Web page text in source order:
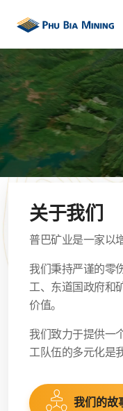
关于我们
普巴矿业是一家以
我们秉持严谨的零
工、东道国政府和
价值。
我们致力于提供一
工队伍的多元化是
我们的故